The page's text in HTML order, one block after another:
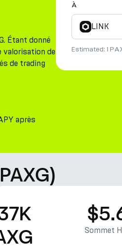
Étant donné
valorisation de
de trading
après
À
LINK
Estimated: 1
Sommet